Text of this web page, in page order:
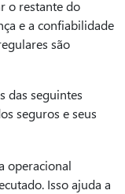
o restante do
e a confiabilidade
são
das seguintes
seguros e seus
operacional
Isso ajuda a